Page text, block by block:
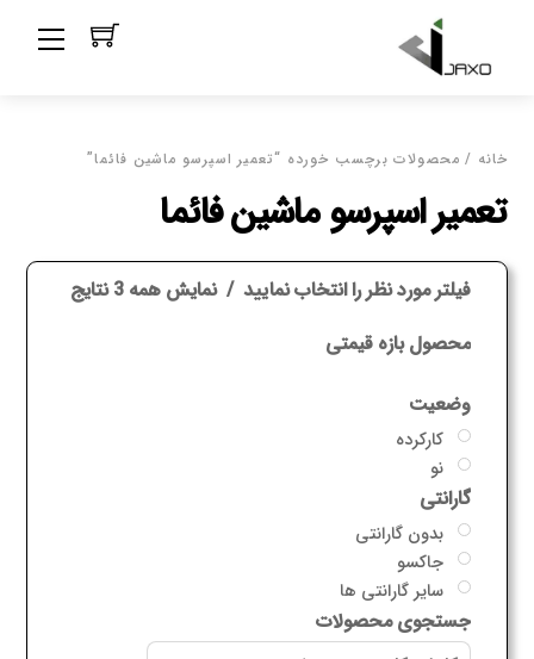
content
خانه / محصولات برچسب خورده “تعمیر اسپرسو ماشین فائما”
تعمیر اسپرسو ماشین فائما
فیلتر مورد نظر را انتخاب نمایید نمایش همه 3 نتایج
محصول بازه قیمتی
وضعیت
کارکرده
نو
گارانتی
بدون گارانتی
جاکسو
سایر گارانتی ها
جستجوی محصولات